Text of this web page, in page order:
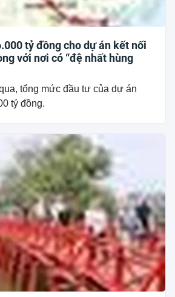
tỷ đồng cho dự án kết nối
với nơi có “đệ nhất hùng
tổng mức đầu tư của dự án
tỷ đồng.